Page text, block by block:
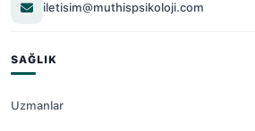
iletisim@muthispsikoloji.com
SAĞLIK
Uzmanlar